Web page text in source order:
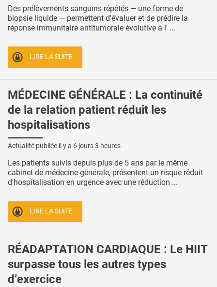
Des prélèvements sanguins répétés — une forme de
biopsie liquide — permettent d'évaluer et de prédire la
réponse immunitaire antitumorale évolutive à l' ...
LIRE LA SUITE
MÉDECINE GÉNÉRALE : La continuité
de la relation patient réduit les
hospitalisations
Actualité publiée il y a 6 jours 3 heures
Les patients suivis depuis plus de 5 ans par le même
cabinet de médecine générale, présentent un risque réduit
d'hospitalisation en urgence avec une réduction ...
LIRE LA SUITE
RÉADAPTATION CARDIAQUE : Le HIIT
surpasse tous les autres types
d’exercice